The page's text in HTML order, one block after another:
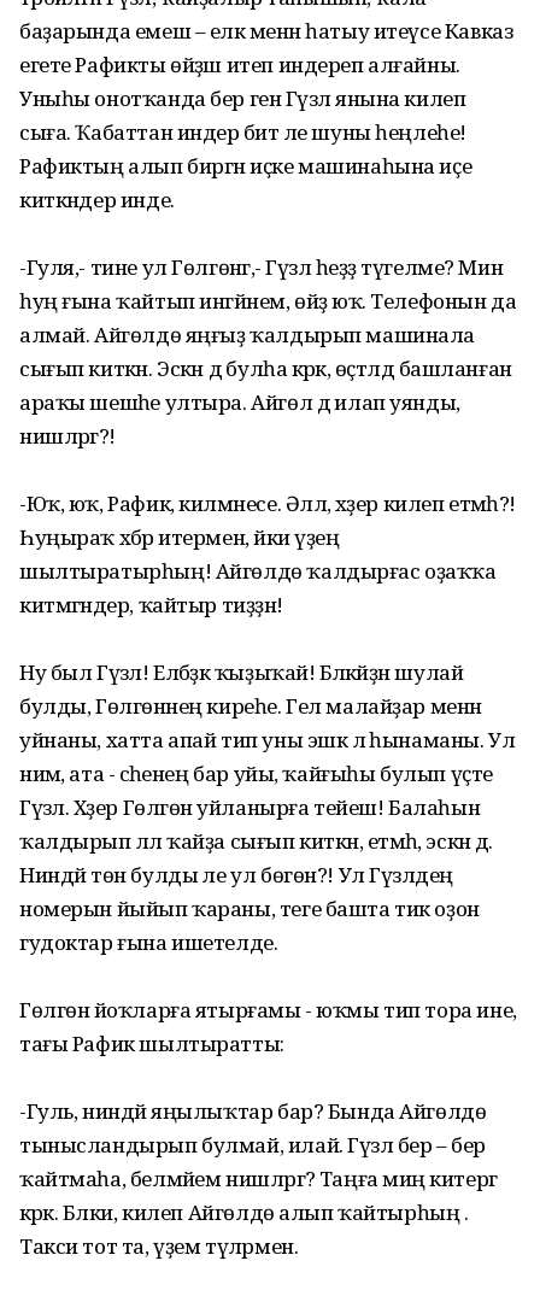
баҙарында емеш – еләк менән һатыу итеүсе Кавказ
егете Рафикты өйҙәш итеп индереп алғайны.
Уныһы онотҡанда бер генә Гүзәл янына килеп
сыға. Ҡабаттан индерә бит әле шуны һеңлеһе!
Рафиктың алып биргән иҫке машинаһына иҫе
киткәндер инде.
-Гуля,- тине ул Гөлгөнәгә,- Гүзәл һеҙҙә түгелме? Мин
һуң ғына ҡайтып ингәйнем, өйҙә юҡ. Телефонын да
алмай. Айгөлдө яңғыҙ ҡалдырып машинала
сығып киткән. Эскән дә булһа кәрәк, өҫтәлдә башланған
араҡы шешәһе ултыра. Айгөл дә илап уянды,
нишләргә?!
-Юҡ, юҡ, Рафик, килмәнесе. Әллә, хәҙер килеп етмәһә?!
Һуңыраҡ хәбәр итермен, йәки үҙең
шылтыратырһың! Айгөлдө ҡалдырғас оҙаҡҡа
китмәгәндер, ҡайтыр тиҙҙән!
Ну был Гүзәл! Елбәҙәк ҡыҙыҡай! Бәләкәйҙән шулай
булды, Гөлгөнәнең киреһе. Гел малайҙар менән
уйнаны, хатта апай тип уны эшкә лә һынаманы. Ул
нимә, ата - әсәһенең бар уйы, ҡайғыһы булып үҫте
Гүзәл. Хәҙер Гөлгөнә уйланырға тейеш! Балаһын
ҡалдырып әллә ҡайҙа сығып киткән, етмәһә, эскән дә.
Ниндәй төн булды әле ул бөгөн?! Ул Гүзәлдең
номерын йыйып ҡараны, теге башта тик оҙон
гудоктар ғына ишетелде.
Гөлгөнә йоҡларға ятырғамы - юҡмы тип тора ине,
тағы Рафик шылтыратты:
-Гуль, ниндәй яңылыҡтар бар? Бында Айгөлдө
тынысландырып булмай, илай. Гүзәл бер – бер
ҡайтмаһа, белмәйем нишләргә? Таңға миңә китергә
кәрәк. Бәлки, килеп Айгөлдө алып ҡайтырһың .
Такси тот та, үҙем түләрмен.